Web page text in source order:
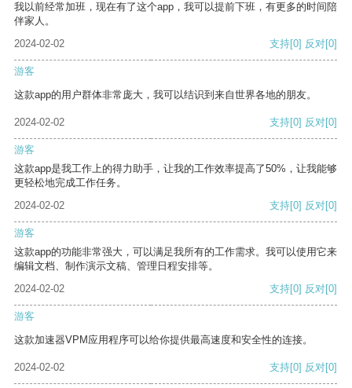
我以前经常加班，现在有了这个app，我可以提前下班，有更多的时间陪
伴家人。
2024-02-02
支持[0] 反对[0]
游客
这款app的用户群体非常庞大，我可以结识到来自世界各地的朋友。
2024-02-02 支持[0] 反对[0]
游客
这款app是我工作上的得力助手，让我的工作效率提高了50%，让我能够
更轻松地完成工作任务。
2024-02-02
支持[0] 反对[0]
游客
这款app的功能非常强大，可以满足我所有的工作需求。我可以使用它来
编辑文档、制作演示文稿、管理日程安排等。
2024-02-02
支持[0] 反对[0]
游客
这款加速器VPM应用程序可以给你提供最高速度和安全性的连接。
2024-02-02 支持[0] 反对[0]